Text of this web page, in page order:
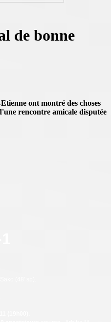
de bonne
ont montré des choses
rencontre amicale disputée